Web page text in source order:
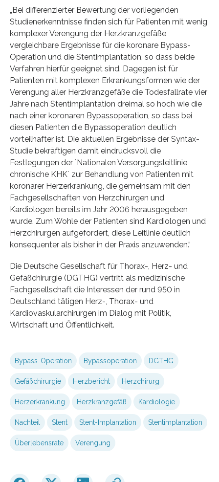
„Bei differenzierter Bewertung der vorliegenden
Studienerkenntnisse finden sich für Patienten mit wenig
komplexer Verengung der Herzkranzgefäße
vergleichbare Ergebnisse für die koronare Bypass-
Operation und die Stentimplantation, so dass beide
Verfahren hierfür geeignet sind. Dagegen ist für
Patienten mit komplexen Erkrankungsformen wie der
Verengung aller Herzkranzgefäße die Todesfallrate vier
Jahre nach Stentimplantation dreimal so hoch wie die
nach einer koronaren Bypassoperation, so dass bei
diesen Patienten die Bypassoperation deutlich
vorteilhafter ist. Die aktuellen Ergebnisse der Syntax-
Studie bekräftigen damit eindrucksvoll die
Festlegungen der `Nationalen Versorgungsleitlinie
chronische KHK´ zur Behandlung von Patienten mit
koronarer Herzerkrankung, die gemeinsam mit den
Fachgesellschaften von Herzchirurgen und
Kardiologen bereits im Jahr 2006 herausgegeben
wurde. Zum Wohle der Patienten sind Kardiologen und
Herzchirurgen aufgefordert, diese Leitlinie deutlich
konsequenter als bisher in der Praxis anzuwenden.“
Die Deutsche Gesellschaft für Thorax-, Herz- und
Gefäßchirurgie (DGTHG) vertritt als medizinische
Fachgesellschaft die Interessen der rund 950 in
Deutschland tätigen Herz-, Thorax- und
Kardiovaskularchirurgen im Dialog mit Politik,
Wirtschaft und Öffentlichkeit.
Bypass-Operation Bypassoperation DGTHG
Gefäßchirurgie Herzbericht Herzchirurg
Herzerkrankung Herzkranzgefäß Kardiologie
Nachteil Stent Stent-Implantation Stentimplantation
Überlebensrate Verengung